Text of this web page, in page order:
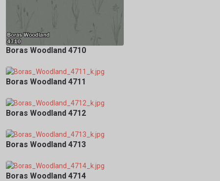
Boras Woodland 4710
Boras Woodland 4711
Boras Woodland 4712
Boras Woodland 4713
Boras Woodland 4714